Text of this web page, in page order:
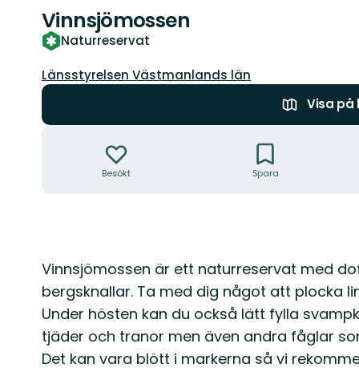
Vinnsjömossen
Naturreservat
Guide:
Länsstyrelsen Västmanlands län
Visa på
Besökt Spara
Beskrivning
Vinnsjömossen är ett naturreservat med
bergsknallar. Ta med dig något att plocka
Under hösten kan du också lätt fylla
tjäder och tranor men även andra fåglar
Det kan vara blött i markerna så vi